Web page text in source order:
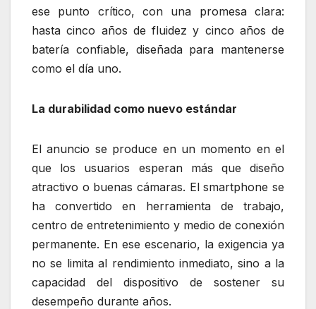
ese punto crítico, con una promesa clara:
hasta cinco años de fluidez y cinco años de
batería confiable, diseñada para mantenerse
como el día uno.
La durabilidad como nuevo estándar
El anuncio se produce en un momento en el
que los usuarios esperan más que diseño
atractivo o buenas cámaras. El smartphone se
ha convertido en herramienta de trabajo,
centro de entretenimiento y medio de conexión
permanente. En ese escenario, la exigencia ya
no se limita al rendimiento inmediato, sino a la
capacidad del dispositivo de sostener su
desempeño durante años.